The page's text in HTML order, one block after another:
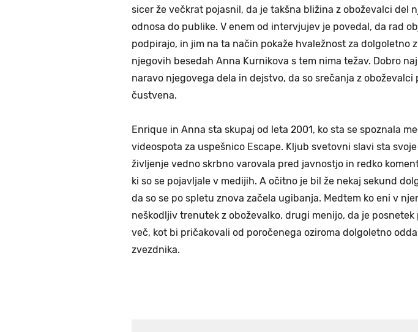
sicer že večkrat pojasnil, da je takšna bližina z oboževalci del
odnosa do publike. V enem od intervjujev je povedal, da rad
podpirajo, in jim na ta način pokaže hvaležnost za dolgoletno
njegovih besedah Anna Kurnikova s tem nima težav. Dobro
naravo njegovega dela in dejstvo, da so srečanja z oboževalci
čustvena.
Enrique in Anna sta skupaj od leta 2001, ko sta se spoznala
videospota za uspešnico Escape. Kljub svetovni slavi sta
življenje vedno skrbno varovala pred javnostjo in redko
ki so se pojavljale v medijih. A očitno je bil že nekaj sekund
da so se po spletu znova začela ugibanja. Medtem ko eni v
neškodljiv trenutek z oboževalko, drugi menijo, da je posnetek
več, kot bi pričakovali od poročenega oziroma dolgoletno
zvezdnika.